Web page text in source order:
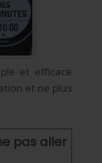
et efficace
et ne plus
pas aller